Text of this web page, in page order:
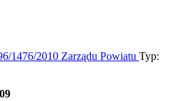
1476/2010 Zarządu Powiatu Typ: